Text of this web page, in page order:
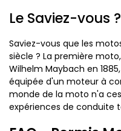
Le Saviez-vous ?
Saviez-vous que les
siècle ? La première
Wilhelm Maybach en
équipée d'un moteur à
monde de la moto n'a
expériences de conduite